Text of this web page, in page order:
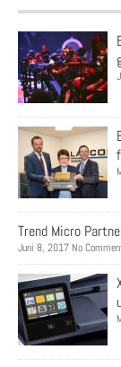
Trend Micro
Juni 8, 2017 No